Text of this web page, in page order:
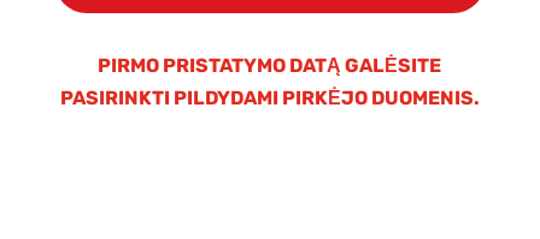
400GPD
filtrų
PIRMO PRISTATYMO DATĄ GALĖSITE
PASIRINKTI PILDYDAMI PIRKĖJO DUOMENIS.